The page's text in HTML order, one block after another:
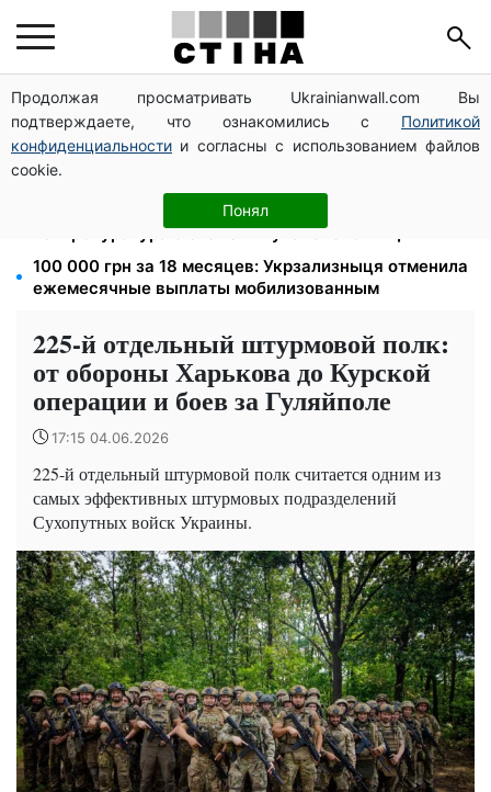
Продолжая просматривать Ukrainianwall.com Вы
подтверждаете, что ознакомились с Политикой
конфиденциальности и согласны с использованием файлов
cookie.
Понял
172 940 грн защитят жилье от ареста за
коммуналку: с октября порог — 432 тысячи
8 451 грн вместо пакета малыша: Пенсионный фонд
объяснил, как получить деньги
1577 человек списали с учета за $10 000:
Генпрокуратура о схеме в Мукачевском ТЦК
100 000 грн за 18 месяцев: Укрзализныця отменила
ежемесячные выплаты мобилизованным
225-й отдельный штурмовой полк:
от обороны Харькова до Курской
операции и боев за Гуляйполе
17:15 04.06.2026
225-й отдельный штурмовой полк считается одним из
самых эффективных штурмовых подразделений
Сухопутных войск Украины.